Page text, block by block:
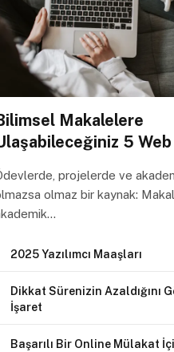
Makalelere
5
projelerde ve
olmaz bir kaynak:
2025 Yazılımcı Maaşları
Dikkat Sürenizin Azaldığını
İşaret
Başarılı Bir Online Mülakat